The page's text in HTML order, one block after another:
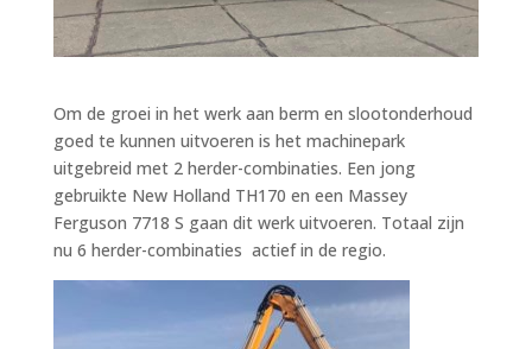
Om de groei in het werk aan berm en slootonderhoud
goed te kunnen uitvoeren is het machinepark
uitgebreid met 2 herder-combinaties. Een jong
gebruikte New Holland TH170 en een Massey
Ferguson 7718 S gaan dit werk uitvoeren. Totaal zijn
nu 6 herder-combinaties actief in de regio.